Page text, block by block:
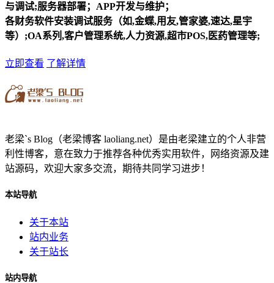
与调试;服务器部署；APP开发与维护；
各财务软件安装调试服务（如,金蝶,用友,管家婆,速达,星宇
等）;OA系列,客户管理系统,人力资源,超市POS,医药管理等;
立即查看 了解详情
老梁`s Blog（老梁博客 laoliang.net）是由老梁建立的个人非营
利性博客，意在致力于推荐各种优秀实用软件，网络资源及建
站源码，欢迎大家多交流，期待共同学习进步！
本站导航
关于本站
站内业务
关于站长
站内导航